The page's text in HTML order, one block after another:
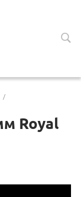
/
Royal